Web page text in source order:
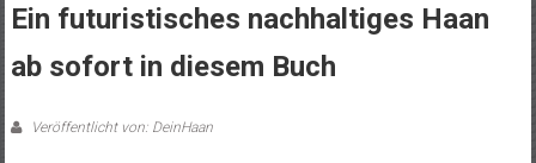
Ein futuristisches nachhaltiges Haan
ab sofort in diesem Buch
Veröffentlicht von: DeinHaan